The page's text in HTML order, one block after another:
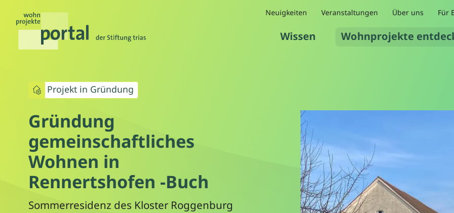
Wissen Wohnprojekte
Neuigkeiten Veranstaltungen Über uns Für
Projekt in Gründung
Gründung
gemeinschaftliches
Wohnen in
Rennertshofen -Buch
Sommerresidenz des Kloster Roggenburg